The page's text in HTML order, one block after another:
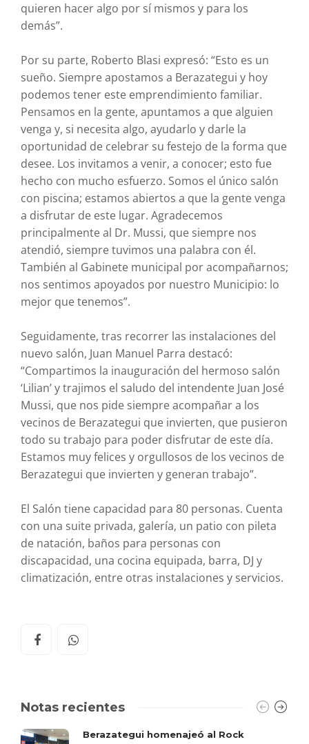
quieren hacer algo por sí mismos y para los
demás”.
Por su parte, Roberto Blasi expresó: “Esto es un
sueño. Siempre apostamos a Berazategui y hoy
podemos tener este emprendimiento familiar.
Pensamos en la gente, apuntamos a que alguien
venga y, si necesita algo, ayudarlo y darle la
oportunidad de celebrar su festejo de la forma que
desee. Los invitamos a venir, a conocer; esto fue
hecho con mucho esfuerzo. Somos el único salón
con piscina; estamos abiertos a que la gente venga
a disfrutar de este lugar. Agradecemos
principalmente al Dr. Mussi, que siempre nos
atendió, siempre tuvimos una palabra con él.
También al Gabinete municipal por acompañarnos;
nos sentimos apoyados por nuestro Municipio: lo
mejor que tenemos”.
Seguidamente, tras recorrer las instalaciones del
nuevo salón, Juan Manuel Parra destacó:
“Compartimos la inauguración del hermoso salón
‘Lilian’ y trajimos el saludo del intendente Juan José
Mussi, que nos pide siempre acompañar a los
vecinos de Berazategui que invierten, que pusieron
todo su trabajo para poder disfrutar de este día.
Estamos muy felices y orgullosos de los vecinos de
Berazategui que invierten y generan trabajo”.
El Salón tiene capacidad para 80 personas. Cuenta
con una suite privada, galería, un patio con pileta
de natación, baños para personas con
discapacidad, una cocina equipada, barra, DJ y
climatización, entre otras instalaciones y servicios.
Notas recientes
Berazategui homenajeó al Rock